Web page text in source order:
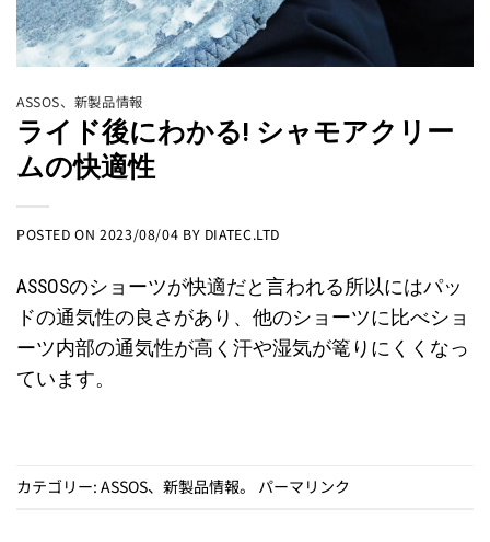
ASSOS、 新製品情報
ライド後にわかる! シャモアクリー
ムの快適性
POSTED ON2023/08/04 BY DIATEC.LTD
ASSOSのショーツが快適だと言われる所以にはパッ
ドの通気性の良さがあり、他のショーツに比べショ
ーツ内部の通気性が高く汗や湿気が篭りにくくなっ
ています。
カテゴリー: ASSOS、 新製品情報。 パーマリンク